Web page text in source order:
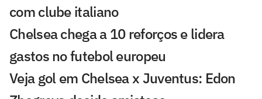
com clube italiano
Chelsea chega a 10 reforços e lidera
gastos no futebol europeu
Veja gol em Chelsea x Juventus: Edon